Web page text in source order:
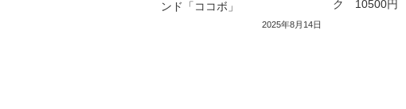
ンド「ココボ」
2025年8月14日
ク 10500円